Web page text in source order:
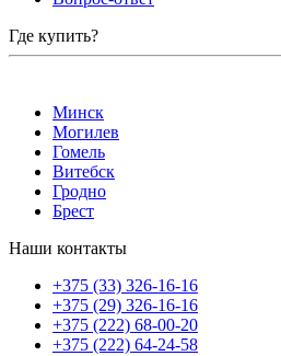
Где купить?
Минск
Могилев
Гомель
Витебск
Гродно
Брест
Наши контакты
+375 (33) 326-16-16
+375 (29) 326-16-16
+375 (222) 68-00-20
+375 (222) 64-24-58